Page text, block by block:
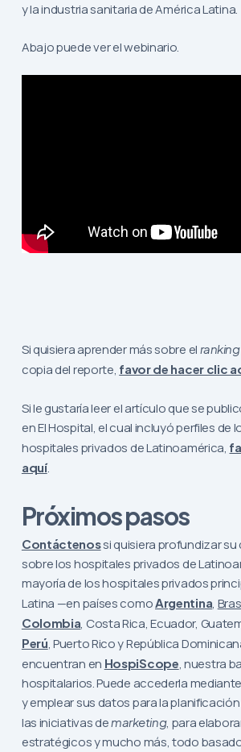
y la industria sanitaria de América Latina.
Abajo puede ver el webinario.
Si quisiera aprender más sobre el ranking
copia del reporte, favor de hacer clic
Si le gustaría leer el artículo que se
en El Hospital, el cual incluyó perfiles de
hospitales privados de Latinoamérica,
aquí.
Próximos pasos
Contáctenossi quisiera profundizar
sobre los hospitales privados de
mayoría de los hospitales privados
Latina —en países comoArgentina,
Colombia, Costa Rica, Ecuador,
Perú, Puerto Rico y República
encuentran en HospiScope, nuestra
hospitalarios. Puede accederla
y emplear sus datos para la
las iniciativas demarketing, para
estratégicos y mucho más, todo